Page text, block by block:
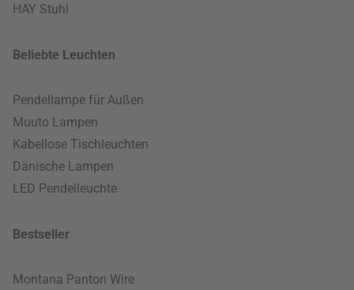
HAY Stuhl
Beliebte Leuchten
Pendellampe für Außen
Muuto Lampen
Kabellose Tischleuchten
Dänische Lampen
LED Pendelleuchte
Bestseller
Montana Panton Wire